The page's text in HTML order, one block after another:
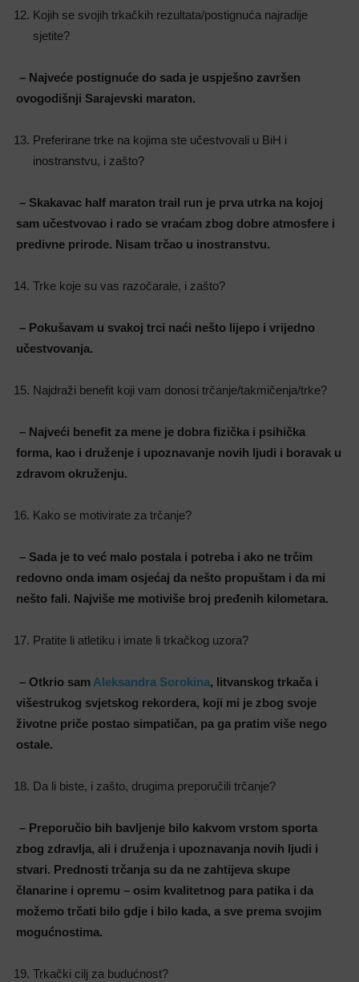
Kojih se svojih trkačkih rezultata/postignuća najradije
sjetite?
– Najveće postignuće do sada je uspješno završen
ovogodišnji Sarajevski maraton.
Preferirane trke na kojima ste učestvovali u BiH i
inostranstvu, i zašto?
– Skakavac half maraton trail run je prva utrka na kojoj
sam učestvovao i rado se vraćam zbog dobre atmosfere i
predivne prirode. Nisam trčao u inostranstvu.
Trke koje su vas razočarale, i zašto?
– Pokušavam u svakoj trci naći nešto lijepo i vrijedno
učestvovanja.
Najdraži benefit koji vam donosi trčanje/takmičenja/trke?
– Najveći benefit za mene je dobra fizička i psihička
forma, kao i druženje i upoznavanje novih ljudi i boravak u
zdravom okruženju.
Kako se motivirate za trčanje?
– Sada je to već malo postala i potreba i ako ne trčim
redovno onda imam osjećaj da nešto propuštam i da mi
nešto fali. Najviše me motiviše broj pređenih kilometara.
Pratite li atletiku i imate li trkačkog uzora?
– Otkrio sam Aleksandra Sorokina, litvanskog trkača i
višestrukog svjetskog rekordera, koji mi je zbog svoje
životne priče postao simpatičan, pa ga pratim više nego
ostale.
Da li biste, i zašto, drugima preporučili trčanje?
– Preporučio bih bavljenje bilo kakvom vrstom sporta
zbog zdravlja, ali i druženja i upoznavanja novih ljudi i
stvari. Prednosti trčanja su da ne zahtijeva skupe
članarine i opremu – osim kvalitetnog para patika i da
možemo trčati bilo gdje i bilo kada, a sve prema svojim
mogućnostima.
Trkački cilj za budućnost?